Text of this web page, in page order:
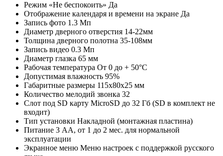
Режим «Не беспокоить» Да
Отображение календаря и времени на экране Да
Запись фото 1.3 Мп
Диаметр дверного отверстия 14-22мм
Толщина дверного полотна 35-108мм
Запись видео 0.3 Мп
Диаметр глазка 65 мм
Рабочая температура От 0 до + 50°С
Допустимая влажность 95%
Габаритные размеры 115х80х25 мм
Количество мелодий звонка 32
Слот под SD карту MicroSD до 32 Гб (SD в комплект не
входит)
Тип установки Накладной (монтажная пластина)
Питание 3 АА, от 1 до 2 мес. для нормальной
эксплуатации
Экранное меню Меню настроек с поддержкой русского